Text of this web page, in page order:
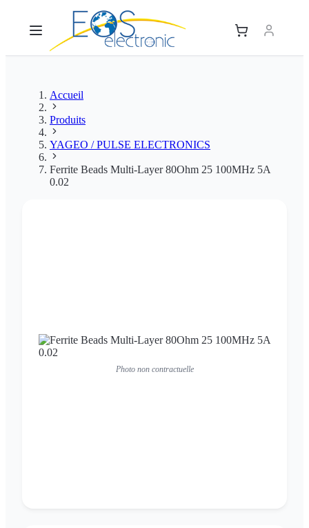
Accueil
Produits
YAGEO / PULSE ELECTRONICS
Ferrite Beads Multi-Layer 80Ohm 25 100MHz 5A
0.02
Photo non contractuelle